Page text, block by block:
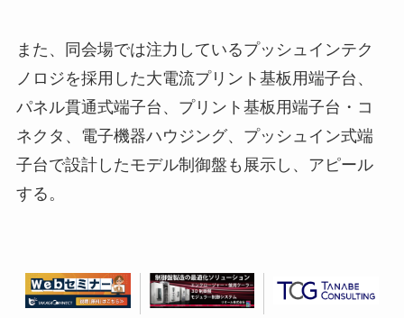
また、同会場では注力しているプッシュインテク
ノロジを採用した大電流プリント基板用端子台、
パネル貫通式端子台、プリント基板用端子台・コ
ネクタ、電子機器ハウジング、プッシュイン式端
子台で設計したモデル制御盤も展示し、アピール
する。